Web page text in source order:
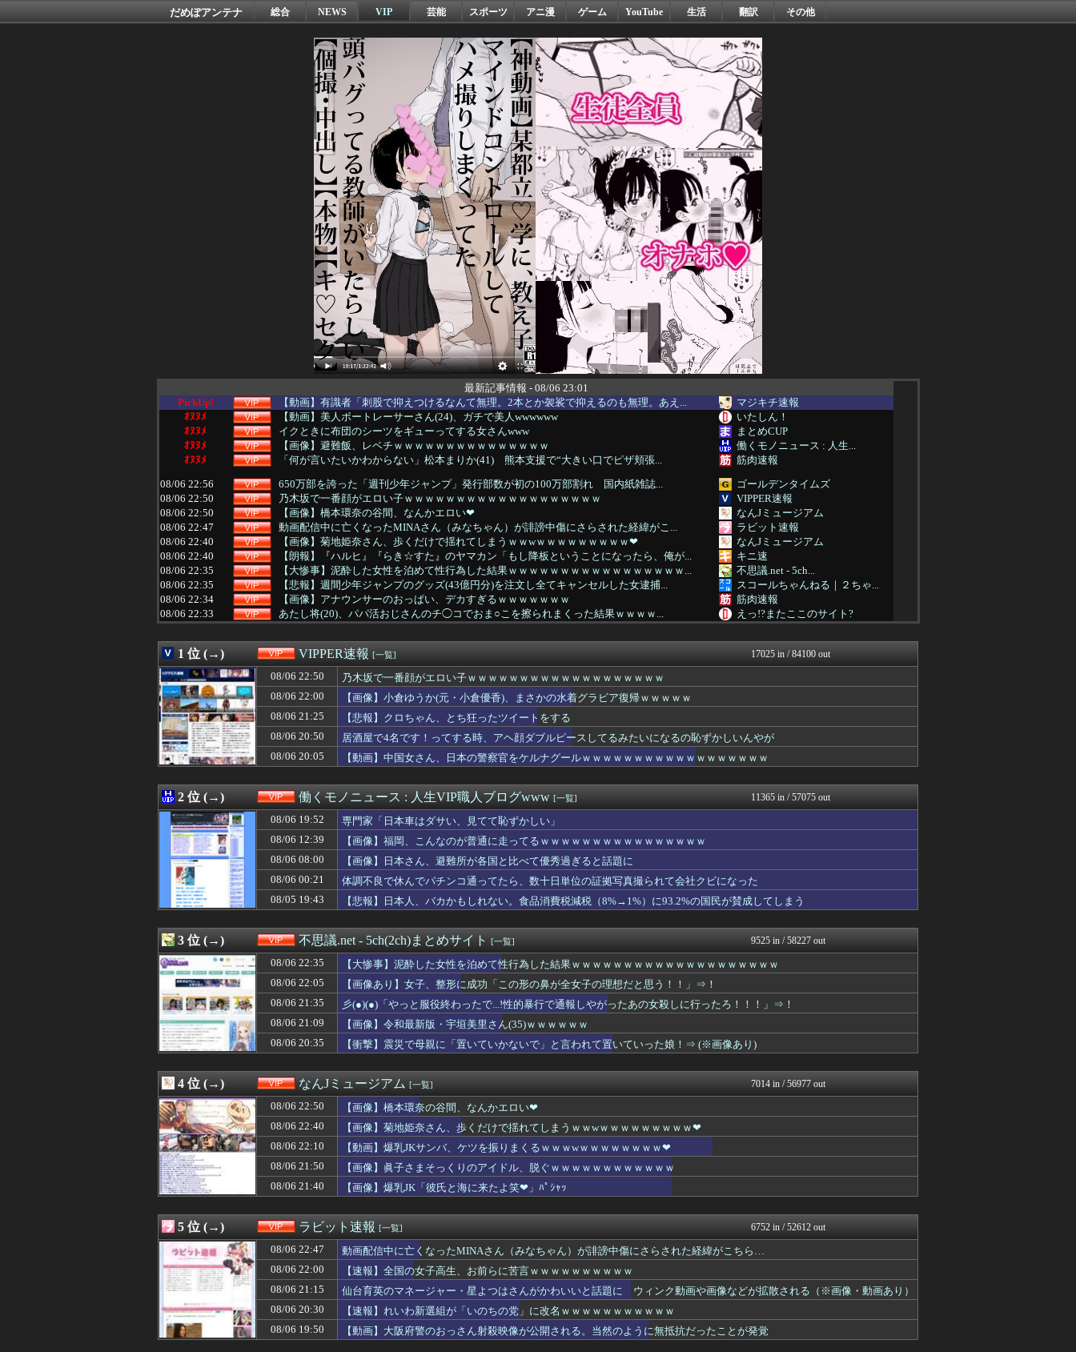
だめぽアンテナ 総合 NEWS VIP 芸能 スポーツ アニ漫 ゲーム YouTube 生活 翻訳 その他
最新記事情報 - 08/06 23:01
PickUp!
【動画】有識者「刺股で抑えつけるなんて無理。2本とか袈裟で抑えるのも無理。あえ...
マジキチ速報
ｵﾇﾇﾒ
【動画】美人ボートレーサーさん(24)、ガチで美人wwwwww
いたしん！
ｵﾇﾇﾒ
イクときに布団のシーツをギューってする女さんwww
まとめCUP
ｵﾇﾇﾒ
【画像】避難飯、レベチｗｗｗｗｗｗｗｗｗｗｗｗｗｗｗ
働くモノニュース : 人生...
ｵﾇﾇﾒ
「何が言いたいかわからない」松本まりか(41) 熊本支援で“大きい口でピザ頬張...
筋肉速報
08/06 22:56
650万部を誇った「週刊少年ジャンプ」発行部数が初の100万部割れ 国内紙雑誌...
ゴールデンタイムズ
08/06 22:50
乃木坂で一番顔がエロい子ｗｗｗｗｗｗｗｗｗｗｗｗｗｗｗｗｗｗｗ
VIPPER速報
08/06 22:50
【画像】橋本環奈の谷間、なんかエロい❤
なんJミュージアム
08/06 22:47
動画配信中に亡くなったMINAさん（みなちゃん）が誹謗中傷にさらされた経緯がこ...
ラビット速報
08/06 22:40
【画像】菊地姫奈さん、歩くだけで揺れてしまうｗｗwｗｗｗｗｗｗｗｗｗ❤
なんJミュージアム
08/06 22:40
【朗報】『ハルヒ』『らき☆すた』のヤマカン「もし降板ということになったら、俺が...
キニ速
08/06 22:35
【大惨事】泥酔した女性を泊めて性行為した結果ｗｗｗｗｗｗｗｗｗｗｗｗｗｗｗｗｗ...
不思議.net - 5ch...
08/06 22:35
【悲報】週間少年ジャンプのグッズ(43億円分)を注文し全てキャンセルした女逮捕...
スコールちゃんねる｜２ちゃ...
08/06 22:34
【画像】アナウンサーのおっぱい、デカすぎるｗｗｗｗｗｗｗ
筋肉速報
08/06 22:33
あたし将(20)、パパ活おじさんのチ◯コでおま○こを擦られまくった結果ｗｗｗｗ...
えっ!?またここのサイト?
08/06 22:31
【郎報】ワイ、年上彼女(31)と付き合い完全に「ヒモ状態」になった結果ｗｗｗ
おうまがタイムズ
08/06 22:30
板橋の花火大会にセクシー女優松本いちかと新井リマおって草
ぶる速-VIP
08/06 22:30
【悲報】タクシー運転手、儲かりまくることが判明ｗｗｗｗｗｗｗｗｗｗｗｗｗｗｗｗ...
08/06 22:27
【悲報】日経平均2013「1万円です」日経平均2026「6万円です」←これは年...
なんJクエスト
08/06 22:26
【悲報】警察に射殺された包丁男、直前に母を亡くし精神的ショックを受けていたと判...
08/06 22:25
【愕然】セフレが42歳の人妻なんやけど質問ある？ｗｗｗｗｗｗｗｗwwww
08/06 22:23
【衝撃】兵庫県斎藤知事、海外事業所を全て廃止へ「公務員が海外で遊ぶためにある」...
なんJクエスト
08/06 22:22
27歳ワイ、彼女の作り方が全くわからない…
りぷらい速報
08/06 22:20
「レッドドラゴン」←炎吐いてきそう 「グリーンドラゴン」←こいつは？
キニ速
08/06 22:18
【衝撃】ワイ「豆腐、150g×2丁で250円か…高いけど美味そうだし一丁買って...
NEWSぽけまとめーる
08/06 22:15
【悲報】上司さんからタコ殴りにされて被害届出したんやけど示談金どれくらいいけそ...
なんJクエスト
08/06 22:15
【画像】歴史上最強のおっぱいがこちらwww
08/06 22:10
【朗報】プチプチで有名な川上産業さん、社名を「プチプチ株式会社」に変更ｗｗｗｗ...
なんJクエスト
08/06 22:10
【動画】爆乳JKサンバ、ケツを振りまくるｗｗｗwｗｗｗｗｗｗｗｗ❤
08/06 22:09
最近冷たい空調服ってやつが出てるらしくめっちゃ欲しい
08/06 22:09
女バージョンのチー牛画像にそっくりすぎる女性、見つかるwww
ぶる速-VIP
08/06 22:09
中国の「レアアース武器化」が裏目に、世界で重レアアース供給網の構築が加速
ガールズVIPまとめ
08/06 22:09
【画像】JK、三人以上になるとパ●ツ気にしなくなる法則ｗｗｗｗｗｗｗｗ
うしみつ-5chまとめ-
08/06 22:06
【画像】幸薄そうな美人JCアイドル(12)
なんJクエスト
08/06 22:06
「認知症」になりたくないなら「お酒」をやめて 一番認知症に良くないのは「お酒」...
ガールズVIPまとめ
08/06 22:06
【動画】小池栄子似のGカップ女子高生「知らないオジさんに襲われてオッパイ揉まれ...
まにゅそく 2chまとめニ...
08/06 22:05
侍戦士、井端を酷評「競馬の話以外は会話がなく意思疎通ができなかった」大谷「マジ...
ガールズVIPまとめ
08/06 22:05
【画像あり】女子、整形に成功「この形の鼻が全女子の理想だと思う！！」⇒！
08/06 22:04
お子さんが専門学校に行ってるよ！志望してるよ！て方に色々聞きたいです
ガールズVIPまとめ
08/06 22:03
【画像】菜乃花の乳首
いたしん！
08/06 22:03
【驚愕】田中みな実さん、妊娠中に“背中ぱっくり”ドレス＆10cm超ヒール・・・...
なんJクエスト
08/06 22:03
【画像】普通にヱロイ可愛いくても売れんで消えてくセクシー女優
Zチャンネル＠VIP
08/06 22:00
【画像】ビリー・アイリッシュ(24)さん、ライブでマンスジが見える衣装を着て炎...
ネラーボイス
08/06 22:00
ベッセント財務長官は円高に協力してほしそうにこっちを見ている
マジキチ速報
08/06 22:00
【画像】小倉ゆうか(元・小倉優香)、まさかの水着グラビア復帰ｗｗｗｗｗ
08/06 22:00
【悲報】ヒカキンさん「VIVANT（ヴィヴァント）」 [143211586]
あらまめ2ch
08/06 22:00
【速報】全国の女子高生、お前らに苦言ｗｗｗｗｗｗｗｗｗｗ
08/06 22:00
木村昴って今の声優で一番儲けてる？
08/06 22:00
木村昴って今の声優で一番儲けてる？
08/06 22:00
クマスプレー顔に誤射され…トムラウシ山から女子高校生がヘリで救助搬送 学校行事...
ガールズVIPまとめ
08/06 22:00
隣家のエアコン室外機バトル、ついに限界突破ｗｗｗｗｗｗ
08/06 22:00
裸でやったら1番エロくなるスポーツといえばｗｗｗ
キニ速
08/06 21:59
【画像】昨季60本塁打・OPS.948のカル・ローリーさんの今季成績ｗｗｗｗｗ...
なんJクエスト
08/06 21:57
一人が好きな女性の結婚についてです。
ガールズVIPまとめ
08/06 21:50
【画像】眞子さまそっくりのアイドル、脱ぐｗｗｗｗｗｗｗｗｗｗｗｗ
なんJミュージアム
08/06 21:50
サカナ山口、アジカン後藤「BUMPが邦ロックを一変させた」
思考ちゃんねる
08/06 21:45
【画像】「異常独身男性」、トレンド1位ｗｗｗｗｗｗ
【2ch】ニュー速クオリテ...
08/06 21:45
【朗報】秋田にアラブが2兆円の投資決定
08/06 21:45
【朗報】秋田にアラブが2兆円の投資決定
VIPワイドガイド
08/06 21:45
サカナ山口、アジカン後藤「BUMPが邦ロックを一変させた」
V速ニュップ
1 位 (→) VIPPER速報 [一覧] 17025 in / 84100 out
08/06 22:50
乃木坂で一番顔がエロい子ｗｗｗｗｗｗｗｗｗｗｗｗｗｗｗｗｗｗｗ
08/06 22:00
【画像】小倉ゆうか(元・小倉優香)、まさかの水着グラビア復帰ｗｗｗｗｗ
08/06 21:25
【悲報】クロちゃん、とち狂ったツイートをする
08/06 20:50
居酒屋で4名です！ってする時、アヘ顔ダブルピースしてるみたいになるの恥ずかしいんやが
08/06 20:05
【動画】中国女さん、日本の警察官をケルナグールｗｗｗｗｗｗｗｗｗｗｗｗｗｗｗｗｗｗ
2 位 (→) 働くモノニュース : 人生VIP職人ブログwww [一覧] 11365 in / 57075 out
08/06 19:52
専門家「日本車はダサい、見てて恥ずかしい」
08/06 12:39
【画像】福岡、こんなのが普通に走ってるｗｗｗｗｗｗｗｗｗｗｗｗｗｗｗｗ
08/06 08:00
【画像】日本さん、避難所が各国と比べて優秀過ぎると話題に
08/06 00:21
体調不良で休んでパチンコ通ってたら、数十日単位の証拠写真撮られて会社クビになった
08/05 19:43
【悲報】日本人、バカかもしれない。食品消費税減税（8%→1%）に93.2%の国民が賛成してしまう
3 位 (→) 不思議.net - 5ch(2ch)まとめサイト [一覧] 9525 in / 58227 out
08/06 22:35
【大惨事】泥酔した女性を泊めて性行為した結果ｗｗｗｗｗｗｗｗｗｗｗｗｗｗｗｗｗｗｗｗ
08/06 22:05
【画像あり】女子、整形に成功「この形の鼻が全女子の理想だと思う！！」⇒！
08/06 21:35
彡(●)(●)「やっと服役終わったで...!性的暴行で通報しやがったあの女殺しに行ったろ！！！」⇒！
08/06 21:09
【画像】令和最新版・宇垣美里さん(35)ｗｗｗｗｗｗ
08/06 20:35
【衝撃】震災で母親に「置いていかないで」と言われて置いていった娘！⇒ (※画像あり)
4 位 (→) なんJミュージアム [一覧] 7014 in / 56977 out
08/06 22:50
【画像】橋本環奈の谷間、なんかエロい❤
08/06 22:40
【画像】菊地姫奈さん、歩くだけで揺れてしまうｗｗwｗｗｗｗｗｗｗｗｗ❤
08/06 22:10
【動画】爆乳JKサンバ、ケツを振りまくるｗｗｗwｗｗｗｗｗｗｗｗ❤
08/06 21:50
【画像】眞子さまそっくりのアイドル、脱ぐｗｗｗｗｗｗｗｗｗｗｗｗ
08/06 21:40
【画像】爆乳JK「彼氏と海に来たよ笑❤」ﾊﾟｼｬｯ
5 位 (→) ラビット速報 [一覧] 6752 in / 52612 out
08/06 22:47
動画配信中に亡くなったMINAさん（みなちゃん）が誹謗中傷にさらされた経緯がこちら…
08/06 22:00
【速報】全国の女子高生、お前らに苦言ｗｗｗｗｗｗｗｗｗｗ
08/06 21:15
仙台育英のマネージャー・星よつはさんがかわいいと話題に ウィンク動画や画像などが拡散される（※画像・動画あり）
08/06 20:30
【速報】れいわ新選組が「いのちの党」に改名ｗｗｗｗｗｗｗｗｗｗｗ
08/06 19:50
【動画】大阪府警のおっさん射殺映像が公開される。当然のように無抵抗だったことが発覚